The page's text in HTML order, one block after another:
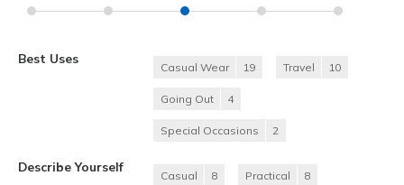
Best Uses
Casual Wear 19 Travel 10
Going Out 4
Special Occasions 2
Describe Yourself
Casual 8 Practical 8